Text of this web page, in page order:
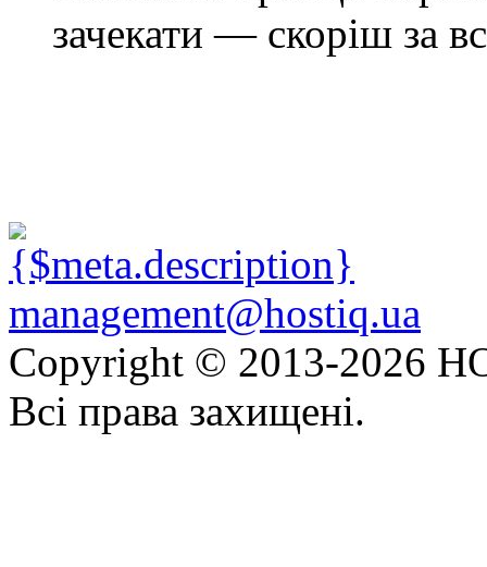
зачекати — скоріш за
management@hostiq.ua
Copyright © 2013-2026
Всі права захищені.